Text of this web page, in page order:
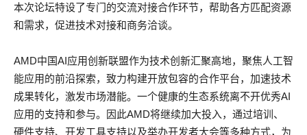
本次论坛特设了专门的交流对接合作环节，帮助各方匹配资源
和需求，促进技术对接和商务洽谈。
AMD中国AI应用创新联盟作为技术创新汇聚高地，聚焦人工智
能应用的前沿探索，致力构建开放包容的合作平台，加速技术
成果转化，激发市场潜能。一个健康的生态系统离不开优秀AI
应用的支持和参与。因此AMD将继续加大投入，通过培训、
硬件支持、开发工具支持以及举办开发者大会等多种方式，为